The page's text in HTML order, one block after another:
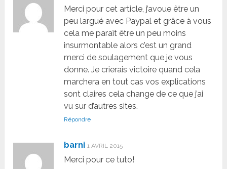
Merci pour cet article, j’avoue être un
peu largué avec Paypal et grâce à vous
cela me paraît être un peu moins
insurmontable alors c’est un grand
merci de soulagement que je vous
donne. Je crierais victoire quand cela
marchera en tout cas vos explications
sont claires cela change de ce que j’ai
vu sur d’autres sites.
Répondre
barni 1 AVRIL 2015
Merci pour ce tuto!